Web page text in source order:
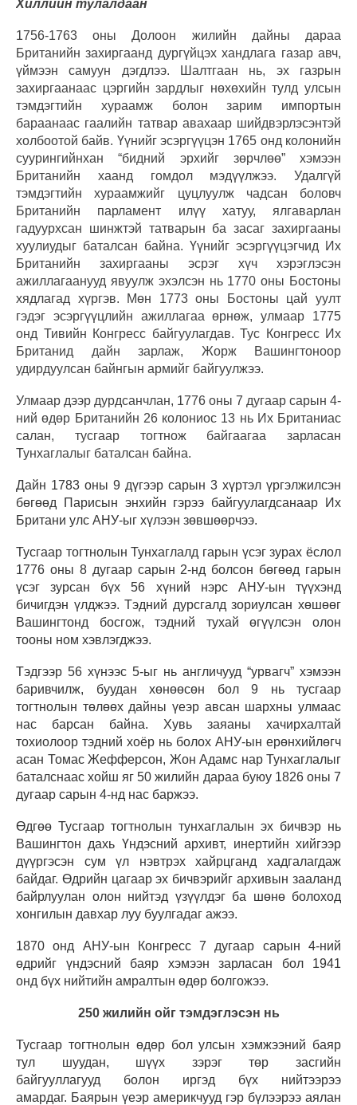
Хиллийн тулалдаан
1756-1763 оны Долоон жилийн дайны дараа
Британийн захиргаанд дургүйцэх хандлага газар авч,
үймээн самуун дэгдлээ. Шалтгаан нь, эх газрын
захиргаанаас цэргийн зардлыг нөхөхийн тулд улсын
тэмдэгтийн хураамж болон зарим импортын
бараанаас гаалийн татвар авахаар шийдвэрлэсэнтэй
холбоотой байв. Үүнийг эсэргүүцэн 1765 онд колонийн
суурингийнхан “бидний эрхийг зөрчлөө” хэмээн
Британийн хаанд гомдол мэдүүлжээ. Удалгүй
тэмдэгтийн хураамжийг цуцлуулж чадсан боловч
Британийн парламент илүү хатуу, ялгаварлан
гадуурхсан шинжтэй татварын ба засаг захиргааны
хуулиудыг баталсан байна. Үүнийг эсэргүүцэгчид Их
Британийн захиргааны эсрэг хүч хэрэглэсэн
ажиллагаанууд явуулж эхэлсэн нь 1770 оны Бостоны
хядлагад хүргэв. Мөн 1773 оны Бостоны цай уулт
гэдэг эсэргүүцлийн ажиллагаа өрнөж, улмаар 1775
онд Тивийн Конгресс байгуулагдав. Тус Конгресс Их
Британид дайн зарлаж, Жорж Вашингтоноор
удирдуулсан байнгын армийг байгуулжээ.
Улмаар дээр дурдсанчлан, 1776 оны 7 дугаар сарын 4-
ний өдөр Британийн 26 колониос 13 нь Их Британиас
салан, тусгаар тогтнож байгаагаа зарласан
Тунхаглалыг баталсан байна.
Дайн 1783 оны 9 дүгээр сарын 3 хүртэл үргэлжилсэн
бөгөөд Парисын энхийн гэрээ байгуулагдсанаар Их
Британи улс АНУ-ыг хүлээн зөвшөөрчээ.
Тусгаар тогтнолын Тунхаглалд гарын үсэг зурах ёслол
1776 оны 8 дугаар сарын 2-нд болсон бөгөөд гарын
үсэг зурсан бүх 56 хүний нэрс АНУ-ын түүхэнд
бичигдэн үлджээ. Тэдний дурсгалд зориулсан хөшөөг
Вашингтонд босгож, тэдний тухай өгүүлсэн олон
тооны ном хэвлэгджээ.
Тэдгээр 56 хүнээс 5-ыг нь англичууд “урвагч” хэмээн
баривчилж, буудан хөнөөсөн бол 9 нь тусгаар
тогтнолын төлөөх дайны үеэр авсан шархны улмаас
нас барсан байна. Хувь заяаны хачирхалтай
тохиолоор тэдний хоёр нь болох АНУ-ын ерөнхийлөгч
асан Томас Жефферсон, Жон Адамс нар Тунхаглалыг
баталснаас хойш яг 50 жилийн дараа буюу 1826 оны 7
дугаар сарын 4-нд нас баржээ.
Өдгөө Тусгаар тогтнолын тунхаглалын эх бичвэр нь
Вашингтон дахь Үндэсний архивт, инертийн хийгээр
дүүргэсэн сум үл нэвтрэх хайрцганд хадгалагдаж
байдаг. Өдрийн цагаар эх бичвэрийг архивын зааланд
байрлуулан олон нийтэд үзүүлдэг ба шөнө болоход
хонгилын давхар луу буулгадаг ажээ.
1870 онд АНУ-ын Конгресс 7 дугаар сарын 4-ний
өдрийг үндэсний баяр хэмээн зарласан бол 1941
онд бүх нийтийн амралтын өдөр болгожээ.
250 жилийн ойг тэмдэглэсэн нь
Тусгаар тогтнолын өдөр бол улсын хэмжээний баяр
тул шуудан, шүүх зэрэг төр засгийн
байгууллагууд болон иргэд бүх нийтээрээ
амардаг. Баярын үеэр америкчууд гэр бүлээрээ аялан